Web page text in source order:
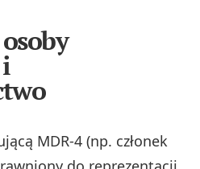
MDR‑4 (np. członek